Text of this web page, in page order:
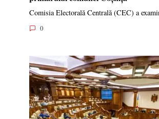
Comisia Electorală Centrală (CEC) a
0